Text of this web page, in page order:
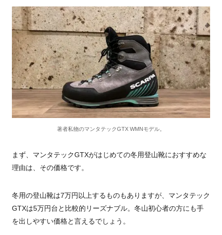
著者私物のマンタテックGTX WMNモデル。
まず、マンタテックGTXがはじめての冬用登山靴におすすめな
理由は、その価格です。
冬用の登山靴は7万円以上するものもありますが、マンタテック
GTXは5万円台と比較的リーズナブル。冬山初心者の方にも手
を出しやすい価格と言えるでしょう。